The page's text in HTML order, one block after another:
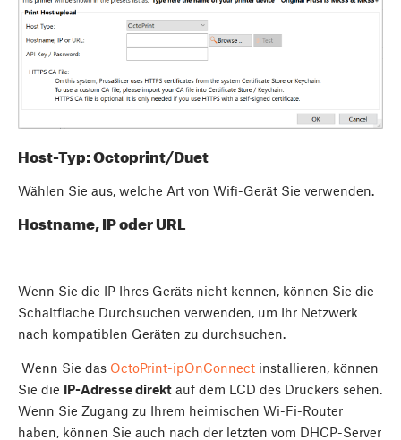
Host-Typ: Octoprint/Duet
Wählen Sie aus, welche Art von Wifi-Gerät Sie verwenden.
Hostname, IP oder URL
Wenn Sie die IP Ihres Geräts nicht kennen, können Sie die
Schaltfläche Durchsuchen verwenden, um Ihr Netzwerk
nach kompatiblen Geräten zu durchsuchen.
Wenn Sie das OctoPrint-ipOnConnect installieren, können
Sie die IP-Adresse direkt auf dem LCD des Druckers sehen.
Wenn Sie Zugang zu Ihrem heimischen Wi-Fi-Router
haben, können Sie auch nach der letzten vom DHCP-Server